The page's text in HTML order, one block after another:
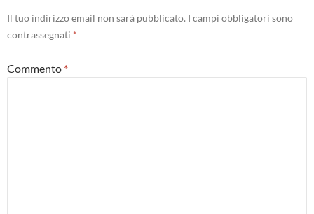
Il tuo indirizzo email non sarà pubblicato. I campi obbligatori sono
contrassegnati *
Commento *